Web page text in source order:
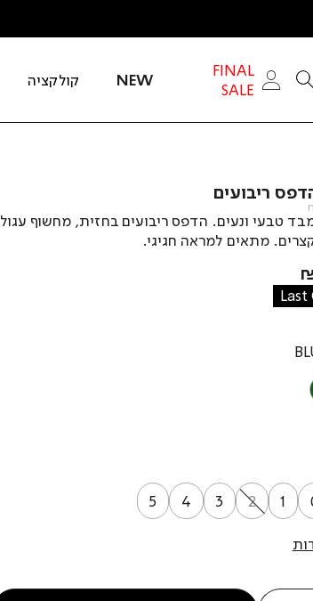
FINAL
SALE
NEW קולקציה
ריבועים
טבעי ונעים. הדפס ריבועים בחזית, מחשוף עגול
קצרים. מתאים למראה חגיגי.
Last
1
2
3
4
5